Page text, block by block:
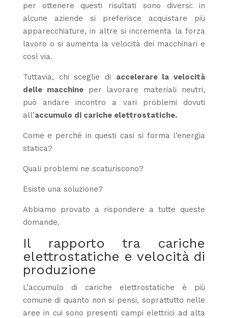
per ottenere questi risultati sono diversi: in
alcune aziende si preferisce acquistare più
apparecchiature, in altre si incrementa la forza
lavoro o si aumenta la velocità dei macchinari e
così via.
Tuttavia, chi sceglie di accelerare la velocità
delle macchineper lavorare materiali neutri,
può andare incontro a vari problemi dovuti
all’accumulo di cariche elettrostatiche.
Come e perché in questi casi si forma l’energia
statica?
Quali problemi ne scaturiscono?
Esiste una soluzione?
Abbiamo provato a rispondere a tutte queste
domande.
Il rapporto tra cariche
elettrostatiche e velocità di
produzione
L’accumulo di cariche elettrostatiche è più
comune di quanto non si pensi, soprattutto nelle
aree in cui sono presenti campi elettrici ad alta